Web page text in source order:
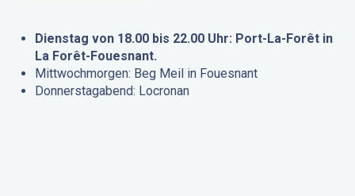
Dienstag von 18.00 bis 22.00 Uhr: Port-La-Forêt in
La Forêt-Fouesnant.
Mittwochmorgen: Beg Meil in Fouesnant
Donnerstagabend: Locronan